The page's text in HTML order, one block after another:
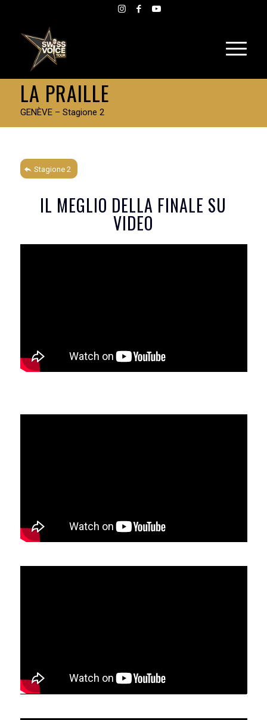
LA PRAILLE
GENÈVE – Stagione 2
Stagione 2
IL MEGLIO DELLA FINALE SU
VIDEO